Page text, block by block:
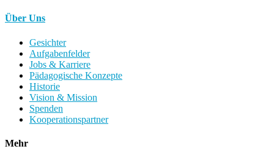
Über Uns
Gesichter
Aufgabenfelder
Jobs & Karriere
Pädagogische Konzepte
Historie
Vision & Mission
Spenden
Kooperationspartner
Mehr